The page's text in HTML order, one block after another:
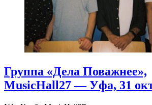
Группа «Дела Поважнее»,
MusicHall27 — Уфа, 31